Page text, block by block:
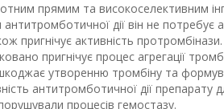
прямим та високоселективним
дії він не потребує
пригнічує активність
пригнічує процес агрегації
утворенню тромбіну та
антитромботичної дії
процесів гемостазу.